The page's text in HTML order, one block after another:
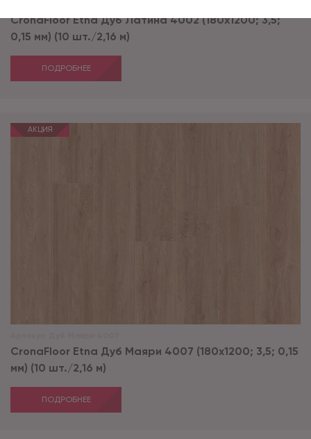
CronaFloor Etna Дуб Латина 4002 (180x1200; 3,5;
0,15 мм) (10 шт./2,16 м)
ПОДРОБНЕЕ
АКЦИЯ
CronaFloor Etna Дуб Маяри 4007 (180x1200; 3,5; 0,15
мм) (10 шт./2,16 м)
ПОДРОБНЕЕ